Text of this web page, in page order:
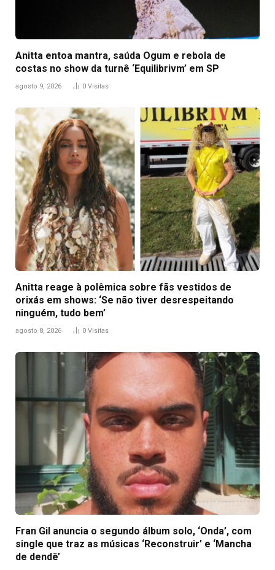
Anitta entoa mantra, saúda Ogum e rebola de
costas no show da turnê ‘Equilibrivm’ em SP
agosto 9, 2026 0 Visitas
Anitta reage à polêmica sobre fãs vestidos de
orixás em shows: ‘Se não tiver desrespeitando
ninguém, tudo bem’
agosto 8, 2026 0 Visitas
Fran Gil anuncia o segundo álbum solo, ‘Onda’, com
single que traz as músicas ‘Reconstruir’ e ‘Mancha
de dendê’